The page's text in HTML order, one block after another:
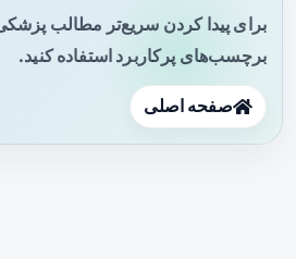
برای پیدا کردن سریع‌تر مطالب
برچسب‌های پرکاربرد استفاده کنید.
صفحه اصلی